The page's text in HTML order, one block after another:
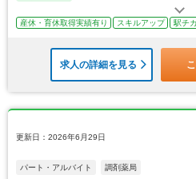
産休・育休取得実績有り スキルアップ 駅チカ
求人の詳細を見る
更新日：2026年6月29日
パート・アルバイト 調剤薬局